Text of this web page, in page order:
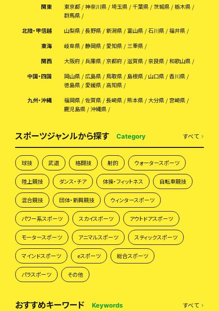
関東
東京都 神奈川県 埼玉県 千葉県 茨城県
栃木県
群馬県
北陸・甲信越
山梨県 長野県 新潟県 富山県 石川県
福井県
東海
岐阜県 静岡県 愛知県
三重県
関西
大阪府 兵庫県 京都府 滋賀県 奈良県
和歌山県
中国・四国
岡山県 広島県 鳥取県 島根県 山口県
香川県
徳島県
愛媛県
高知県
九州・沖縄
福岡県 佐賀県 長崎県 熊本県 大分県
宮崎県
鹿児島県
沖縄県
スポーツジャンルから探す Category すべて
球技 武道 格闘技 射的 ウォータースポーツ
陸上競技 ダンス・チア 体操・フィットネス 自転車競技
混合競技 団体・新興競技 ウィンタースポーツ
パワー系スポーツ スカイスポーツ アウトドアスポーツ
モータースポーツ アニマルスポーツ スティックスポーツ
マインドスポーツ eスポーツ 総合スポーツ
パラスポーツ その他
おすすめキーワード Keywords すべて